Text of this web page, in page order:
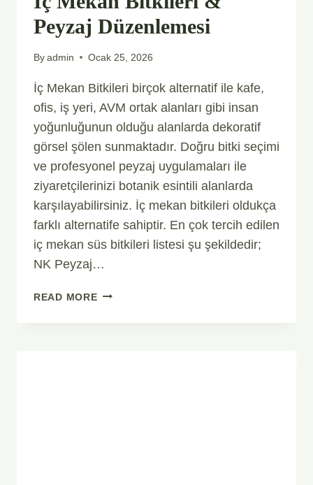
Peyzaj Düzenlemesi
Byadmin Ocak 25, 2026
İç Mekan Bitkileri birçok alternatif ile kafe,
ofis, iş yeri, AVM ortak alanları gibi insan
yoğunluğunun olduğu alanlarda dekoratif
görsel şölen sunmaktadır. Doğru bitki seçimi
ve profesyonel peyzaj uygulamaları ile
ziyaretçilerinizi botanik esintili alanlarda
karşılayabilirsiniz. İç mekan bitkileri oldukça
farklı alternatife sahiptir. En çok tercih edilen
iç mekan süs bitkileri listesi şu şekildedir;
NK Peyzaj…
READ MOREİÇ